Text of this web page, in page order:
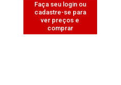
Faça seu login ou
cadastre-se para
ver preços e
comprar